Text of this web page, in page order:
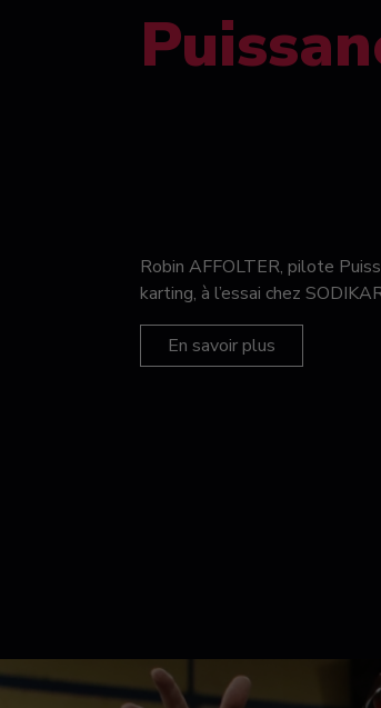
Robin AFFOLTER, pilote
karting, à l’essai chez
En savoir plus